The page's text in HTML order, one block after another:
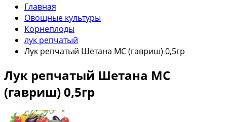
Главная
Овощные культуры
Корнеплоды
лук репчатый
Лук репчатый Шетана МС (гавриш) 0,5гр
Лук репчатый Шетана МС
(гавриш) 0,5гр